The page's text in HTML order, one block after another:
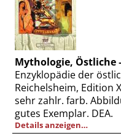
Über uns
Kontakt
Warenkorb
Versandkosten
AGB
Vertrag widerrufen
Widerrufsbelehrung
Mythologie, Östliche
Enzyklopädie der
Reichelsheim, Edition
sehr zahlr. farb.
gutes Exemplar. DEA.
Details anzeigen…